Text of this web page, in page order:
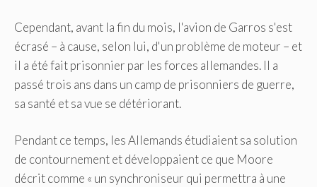
Cependant, avant la fin du mois, l'avion de Garros s'est
écrasé – à cause, selon lui, d'un problème de moteur – et
il a été fait prisonnier par les forces allemandes. Il a
passé trois ans dans un camp de prisonniers de guerre,
sa santé et sa vue se détériorant.
Pendant ce temps, les Allemands étudiaient sa solution
de contournement et développaient ce que Moore
décrit comme « un synchroniseur qui permettra à une